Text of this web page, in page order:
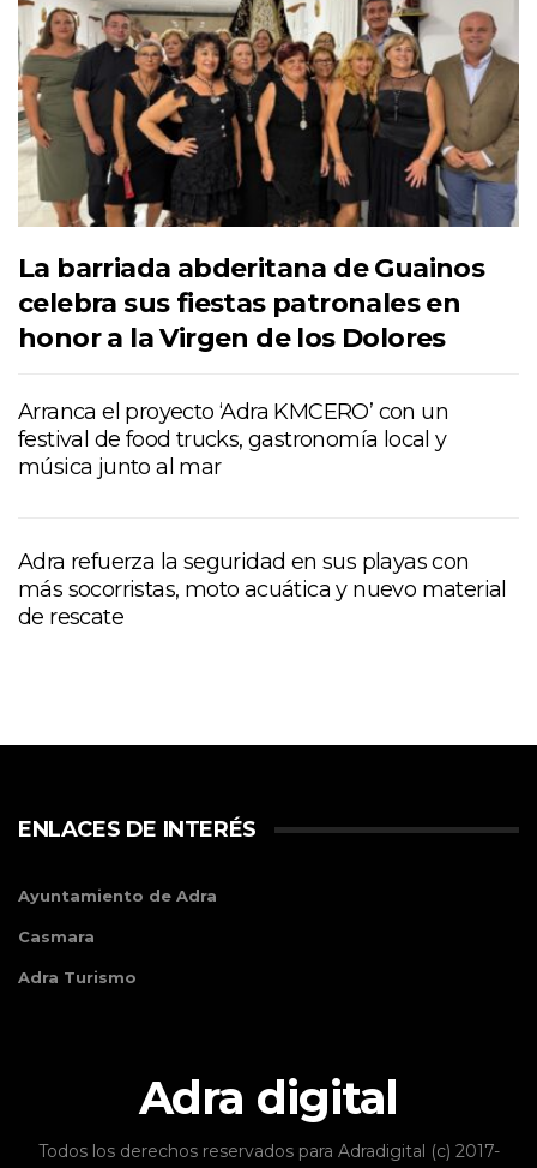
La barriada abderitana de Guainos
celebra sus fiestas patronales en
honor a la Virgen de los Dolores
Arranca el proyecto ‘Adra KMCERO’ con un
festival de food trucks, gastronomía local y
música junto al mar
Adra refuerza la seguridad en sus playas con
más socorristas, moto acuática y nuevo material
de rescate
ENLACES DE INTERÉS
Ayuntamiento de Adra
Casmara
Adra Turismo
Adra digital
Todos los derechos reservados para Adradigital (c) 2017-